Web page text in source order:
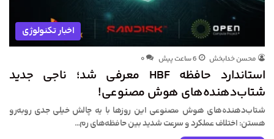
اخبار تکنولوژی
محسن خدابخش 6 ساعت پیش ۰
استاندارد حافظه HBF معرفی شد؛ ناجی جدید
شتاب‌دهنده‌های هوش مصنوعی!
شتاب‌دهنده‌های هوش مصنوعی این روزها با یه چالش خیلی جدی روبه‌رو
هستن: اختلاف عملکرد و سرعت شدید بین حافظه‌های رم…